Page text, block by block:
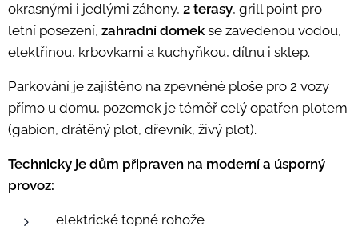
okrasnými i jedlými záhony, 2 terasy, grill point pro
letní posezení, zahradní domek se zavedenou vodou,
elektřinou, krbovkami a kuchyňkou, dílnu i sklep.
Parkování je zajištěno na zpevněné ploše pro 2 vozy
přímo u domu, pozemek je téměř celý opatřen plotem
(gabion, drátěný plot, dřevník, živý plot).
Technicky je dům připraven na moderní a úsporný
provoz:
elektrické topné rohože